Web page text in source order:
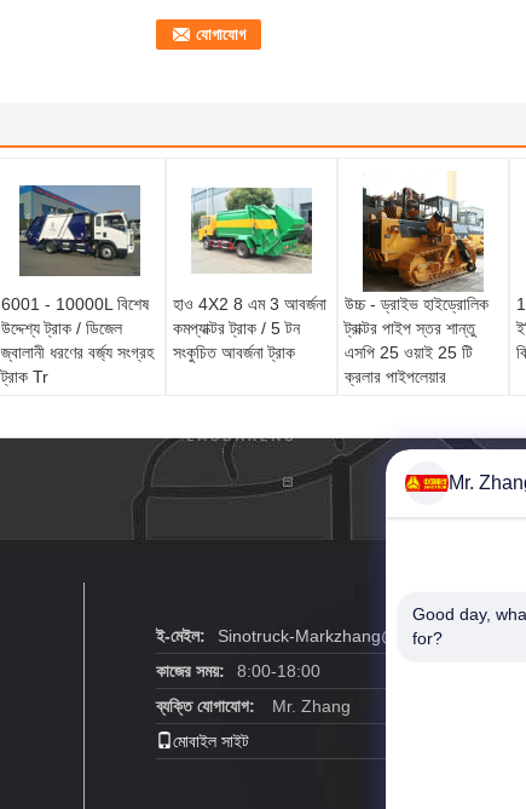
6001 - 10000L বিশেষ
উদ্দেশ্য ট্রাক / ডিজেল
জ্বালানী ধরণের বর্জ্য সংগ্রহ
ট্রাক Tr
হাও 4X2 8 এম 3 আবর্জনা
কমপ্যাক্টর ট্রাক / 5 টন
সংকুচিত আবর্জনা ট্রাক
উচ্চ - ড্রাইভ হাইড্রোলিক
ট্রাক্টর পাইপ স্তর শান্তু
এসপি 25 ওয়াই 25 টি
ক্রলার পাইপলেয়ার
ই-মেইল:
Sinotruck-Markzhang@vip.163.com
কাজের সময়:
8:00-18:00
ব্যক্তি যোগাযোগ:
Mr. Zhang
মোবাইল সাইট
Mr.
Good day,
for?